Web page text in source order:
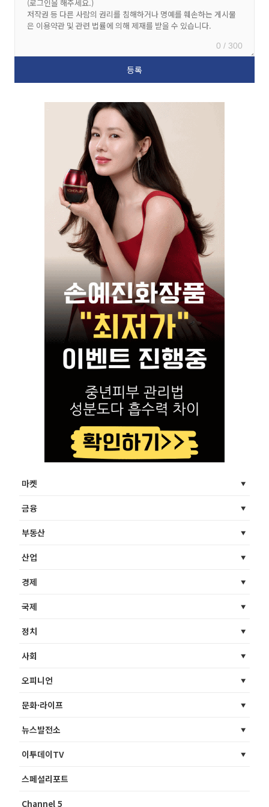
0 / 300
마켓
금융
부동산
산업
경제
국제
정치
사회
오피니언
문화·라이프
뉴스발전소
이투데이TV
스페셜리포트
Channel 5